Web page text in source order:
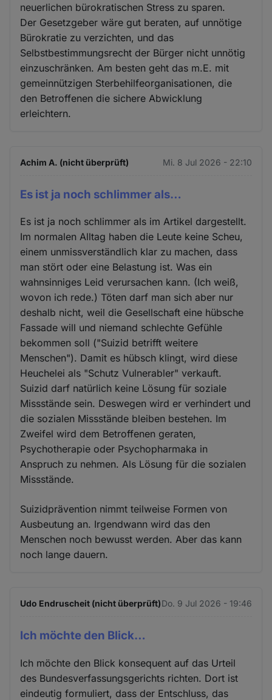
neuerlichen bürokratischen Stress zu sparen.
Der Gesetzgeber wäre gut beraten, auf unnötige
Bürokratie zu verzichten, und das
Selbstbestimmungsrecht der Bürger nicht unnötig
einzuschränken. Am besten geht das m.E. mit
gemeinnützigen Sterbehilfeorganisationen, die
den Betroffenen die sichere Abwicklung
erleichtern.
Achim A. (nicht überprüft) Mi. 8 Jul 2026 - 22:10
Es ist ja noch schlimmer als…
Es ist ja noch schlimmer als im Artikel dargestellt.
Im normalen Alltag haben die Leute keine Scheu,
einem unmissverständlich klar zu machen, dass
man stört oder eine Belastung ist. Was ein
wahnsinniges Leid verursachen kann. (Ich weiß,
wovon ich rede.) Töten darf man sich aber nur
deshalb nicht, weil die Gesellschaft eine hübsche
Fassade will und niemand schlechte Gefühle
bekommen soll ("Suizid betrifft weitere
Menschen"). Damit es hübsch klingt, wird diese
Heuchelei als "Schutz Vulnerabler" verkauft.
Suizid darf natürlich keine Lösung für soziale
Missstände sein. Deswegen wird er verhindert und
die sozialen Missstände bleiben bestehen. Im
Zweifel wird dem Betroffenen geraten,
Psychotherapie oder Psychopharmaka in
Anspruch zu nehmen. Als Lösung für die sozialen
Missstände.
Suizidprävention nimmt teilweise Formen von
Ausbeutung an. Irgendwann wird das den
Menschen noch bewusst werden. Aber das kann
noch lange dauern.
Udo Endruscheit (nicht überprüft)Do. 9 Jul 2026 - 19:46
Ich möchte den Blick…
Ich möchte den Blick konsequent auf das Urteil
des Bundesverfassungsgerichts richten. Dort ist
eindeutig formuliert, dass der Entschluss, das